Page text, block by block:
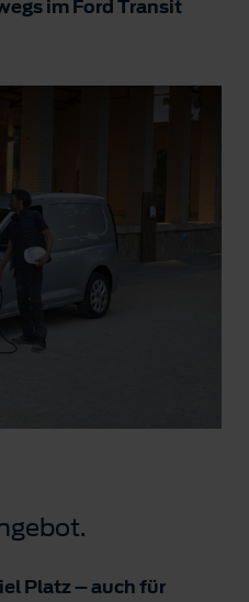
im Ford Transit
Platz – auch für